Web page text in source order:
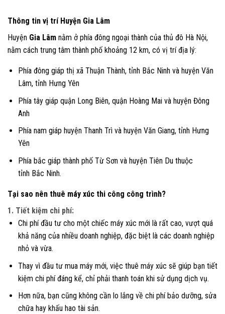
Thông tin vị trí Huyện Gia Lâm
Huyện Gia Lâm nằm ở phía đông ngoại thành của thủ đô Hà Nội,
nằm cách trung tâm thành phố khoảng 12 km, có vị trí địa lý:
Phía đông giáp thị xã Thuận Thành, tỉnh Bắc Ninh và huyện Văn
Lâm, tỉnh Hưng Yên
Phía tây giáp quận Long Biên, quận Hoàng Mai và huyện Đông
Anh
Phía nam giáp huyện Thanh Trì và huyện Văn Giang, tỉnh Hưng
Yên
Phía bắc giáp thành phố Từ Sơn và huyện Tiên Du thuộc
tỉnh Bắc Ninh.
Tại sao nên thuê máy xúc thi công công trình?
1. Tiết kiệm chi phí:
Chi phí đầu tư cho một chiếc máy xúc mới là rất cao, vượt quá
khả năng của nhiều doanh nghiệp, đặc biệt là các doanh nghiệp
nhỏ và vừa.
Thay vì đầu tư mua máy mới, việc thuê máy xúc sẽ giúp bạn tiết
kiệm chi phí đáng kể, chỉ phải thanh toán khi sử dụng dịch vụ.
Hơn nữa, bạn cũng không cần lo lắng về chi phí bảo dưỡng, sửa
chữa hay khấu hao tài sản.